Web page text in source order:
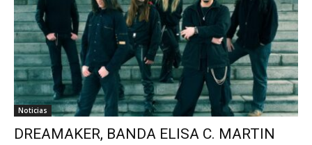
Noticias
DREAMAKER, BANDA ELISA C. MARTIN